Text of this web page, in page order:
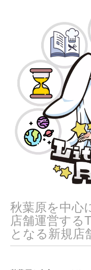
秋葉原を中心
店舗運営する
となる新規店